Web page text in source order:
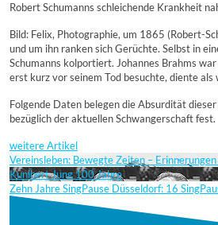
Robert Schumanns schleichende Krankheit
Bild: Felix, Photographie, um 1865 (Robert-
und um ihn ranken sich Gerüchte. Selbst in
Schumanns kolportiert. Johannes Brahms
erst kurz vor seinem Tod besuchte, diente
Folgende Daten belegen die Absurdität
bezüglich der aktuellen Schwangerschaft fest.
weitere Artikel
Vereinsleben: Bewegte Zeiten –
Kunibert Jung 100 Jahre
Zehn Jahre SingPause Düsseldorf: 16